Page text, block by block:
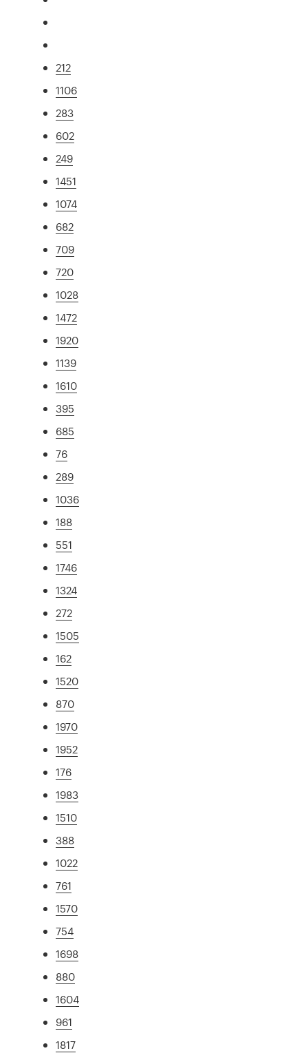
212
1106
283
602
249
1451
1074
682
709
720
1028
1472
1920
1139
1610
395
685
76
289
1036
188
551
1746
1324
272
1505
162
1520
870
1970
1952
176
1983
1510
388
1022
761
1570
754
1698
880
1604
961
1817